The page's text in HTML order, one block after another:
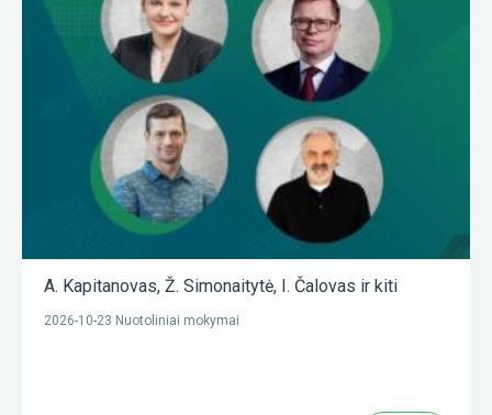
A. Kapitanovas, Ž. Simonaitytė, I. Čalovas ir kiti
2026-10-23 Nuotoliniai mokymai